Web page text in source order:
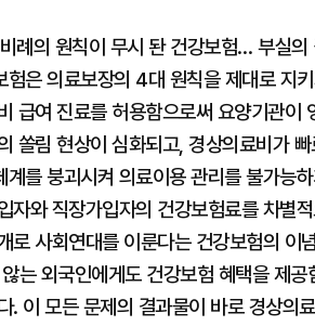
례의 원칙이 무시 돤 건강보험… 부실의
험은 의료보장의 4대 원칙을 제대로 지
급여 진료를 허용함으로써 요양기관이
쏠림 현상이 심화되고, 경상의료비가
계를 붕괴시켜 의료이용 관리를 불가능
자와 직장가입자의 건강보험료를 차별
로 사회연대를 이룬다는 건강보험의 이
는 외국인에게도 건강보험 혜택을 제
. 이 모든 문제의 결과물이 바로 경상의